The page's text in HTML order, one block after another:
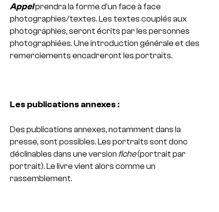
Appelprendra la forme d’un face à face
photographies/textes. Les textes couplés aux
photographies, seront écrits par les personnes
photographiées. Une introduction générale et des
remerciements encadreront les portraits.
Les publications annexes :
Des publications annexes, notamment dans la
presse, sont possibles. Les portraits sont donc
déclinables dans une version fiche(portrait par
portrait). Le livre vient alors comme un
rassemblement.